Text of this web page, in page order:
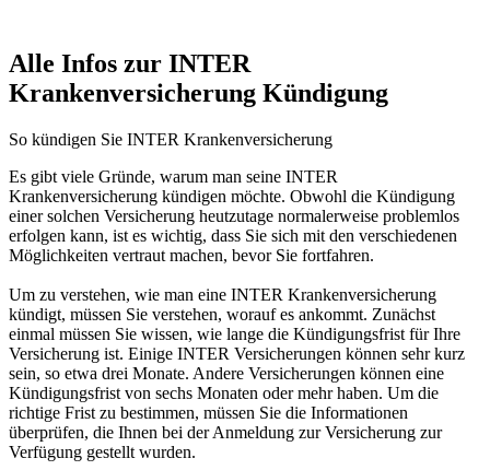
Alle Infos zur INTER
Krankenversicherung Kündigung
So kündigen Sie INTER Krankenversicherung
Es gibt viele Gründe, warum man seine INTER
Krankenversicherung kündigen möchte. Obwohl die Kündigung
einer solchen Versicherung heutzutage normalerweise problemlos
erfolgen kann, ist es wichtig, dass Sie sich mit den verschiedenen
Möglichkeiten vertraut machen, bevor Sie fortfahren.
Um zu verstehen, wie man eine INTER Krankenversicherung
kündigt, müssen Sie verstehen, worauf es ankommt. Zunächst
einmal müssen Sie wissen, wie lange die Kündigungsfrist für Ihre
Versicherung ist. Einige INTER Versicherungen können sehr kurz
sein, so etwa drei Monate. Andere Versicherungen können eine
Kündigungsfrist von sechs Monaten oder mehr haben. Um die
richtige Frist zu bestimmen, müssen Sie die Informationen
überprüfen, die Ihnen bei der Anmeldung zur Versicherung zur
Verfügung gestellt wurden.